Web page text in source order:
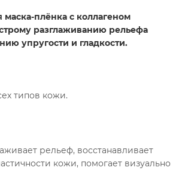
плёнка с коллагеном
разглаживанию рельефа
упругости и гладкости.
типов кожи.
рельеф, восстанавливает
кожи, помогает визуально